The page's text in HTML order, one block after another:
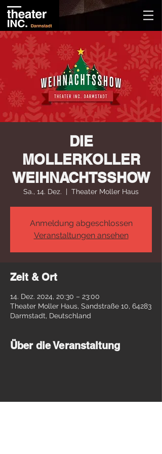
DIE
MOLLERKOLLER
WEIHNACHTSSHOW
Sa., 14. Dez.
  |
Theater Moller Haus
Anmeldung abgeschlossen
Veranstaltungen ansehen
Zeit & Ort
14. Dez. 2024, 20:30 – 23:00
Theater Moller Haus, Sandstraße 10, 64283
Darmstadt, Deutschland
Über die Veranstaltung